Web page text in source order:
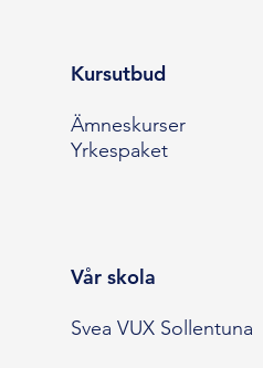
Kursutbud
Ämneskurser
Yrkespaket
Vår skola
Svea VUX Sollentuna